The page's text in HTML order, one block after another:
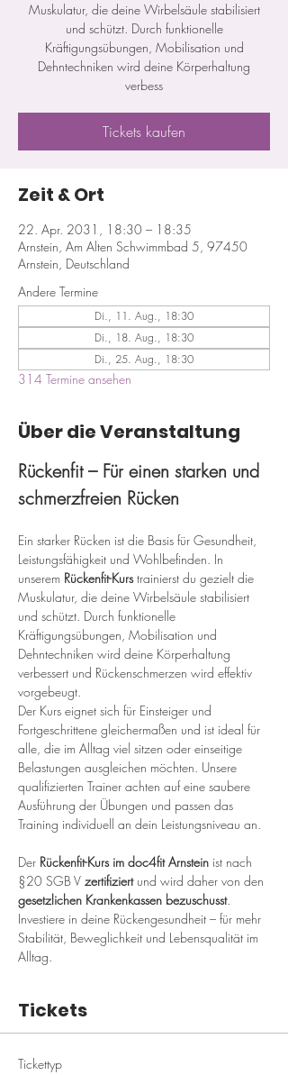
Muskulatur, die deine Wirbelsäule stabilisiert
und schützt. Durch funktionelle
Kräftigungsübungen, Mobilisation und
Dehntechniken wird deine Körperhaltung
verbess
Tickets kaufen
Zeit & Ort
22. Apr. 2031, 18:30 – 18:35
Arnstein, Am Alten Schwimmbad 5, 97450
Arnstein, Deutschland
Andere Termine
Di., 11. Aug., 18:30
Di., 18. Aug., 18:30
Di., 25. Aug., 18:30
314 Termine ansehen
Über die Veranstaltung
Rückenfit – Für einen starken und
schmerzfreien Rücken
Ein starker Rücken ist die Basis für Gesundheit,
Leistungsfähigkeit und Wohlbefinden. In
unserem Rückenfit-Kurs trainierst du gezielt die
Muskulatur, die deine Wirbelsäule stabilisiert
und schützt. Durch funktionelle
Kräftigungsübungen, Mobilisation und
Dehntechniken wird deine Körperhaltung
verbessert und Rückenschmerzen wird effektiv
vorgebeugt.
Der Kurs eignet sich für Einsteiger und
Fortgeschrittene gleichermaßen und ist ideal für
alle, die im Alltag viel sitzen oder einseitige
Belastungen ausgleichen möchten. Unsere
qualifizierten Trainer achten auf eine saubere
Ausführung der Übungen und passen das
Training individuell an dein Leistungsniveau an.
Der Rückenfit-Kurs im doc4fit Arnstein ist nach
§20 SGB V zertifiziert und wird daher von den
gesetzlichen Krankenkassen bezuschusst.
Investiere in deine Rückengesundheit – für mehr
Stabilität, Beweglichkeit und Lebensqualität im
Alltag.
Tickets
Tickettyp